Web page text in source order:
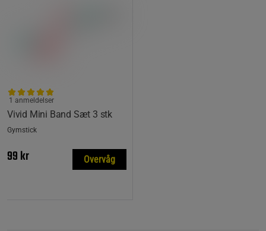
Vivid Mini Band Sæt 3 stk
1 anmeldelser
Gymstick
99 kr Overvåg